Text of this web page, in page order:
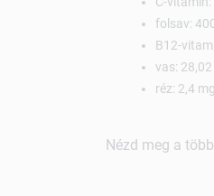
folsav:
B12-
vas:
réz: 2,4
Nézd meg a